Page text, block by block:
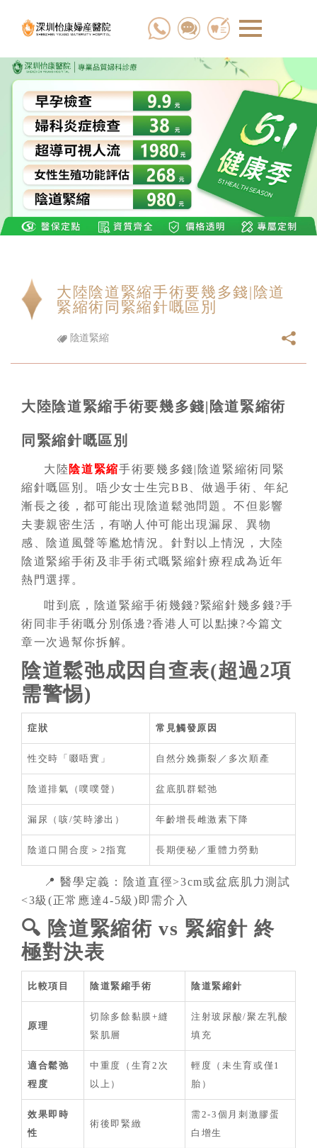
大陸陰道緊縮手術要幾多錢|陰道
緊縮術同緊縮針嘅區別
陰道緊縮
大陸陰道緊縮手術要幾多錢|陰道緊縮術
同緊縮針嘅區別
大陸 陰道緊縮手術要幾多錢|陰道緊縮術同緊
縮針嘅區別。
唔少女士生完BB、做過手術、年紀
漸長之後，都可能出現陰道鬆弛問題。不但影響
夫妻親密生活，有啲人仲可能出現漏尿、異物
感、陰道風聲等尷尬情況。針對以上情況，大陸
陰道緊縮手術及非手術式嘅緊縮針療程成為近年
熱門選擇。
咁到底，陰道緊縮手術幾錢?緊縮針幾多錢?手
術同非手術嘅分別係邊?香港人可以點揀?今篇文
章一次過幫你拆解。
陰道鬆弛成因自查表(超過2項
需警惕)
症狀 常見觸發原因
性交時「啜唔實」 自然分娩撕裂／多次順產
陰道排氣（噗噗聲） 盆底肌群鬆弛
漏尿（咳/笑時滲出） 年齡增長雌激素下降
陰道口開合度＞2指寬 長期便秘／重體力勞動
📍 醫學定義：陰道直徑>3cm或盆底肌力測試
<3級(正常應達4-5級)即需介入
🔍 陰道緊縮術 vs 緊縮針 終
極對決表
比較項目 陰道緊縮手術 陰道緊縮針
原理
切除多餘黏膜+縫
緊肌層
注射玻尿酸/聚左乳酸
填充
適合鬆弛
程度
中重度（生育2次
以上）
輕度（未生育或僅1
胎）
效果即時
性
術後即緊緻
需2-3個月刺激膠蛋
白增生